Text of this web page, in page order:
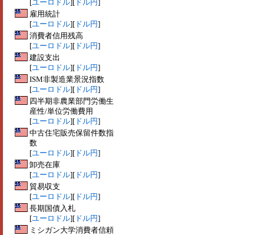
[ユーロドル][ ドル円]
雇用統計
[ユーロドル][ ドル円]
消費者信用残高
[ユーロドル][ ドル円]
建設支出
[ユーロドル][ ドル円]
ISM非製造業景況指数
[ユーロドル][ ドル円]
四半期非農業部門労働生
産性/単位労働費用
[ユーロドル][ ドル円]
中古住宅販売保留件数指
数
[ユーロドル][ ドル円]
卸売在庫
[ユーロドル][ ドル円]
貿易収支
[ユーロドル][ ドル円]
長期国債入札
[ユーロドル][ ドル円]
ミシガン大学消費者信頼